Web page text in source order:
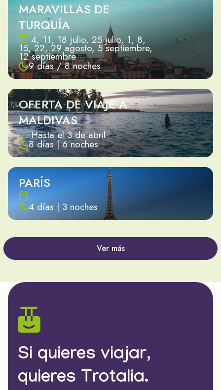
MARAVILLAS DE
TURQUÍA
4, 11, 18 julio, 25 julio, 1, 8,
15, 22, 29 agosto, 5 septiembre,
12 septiembre
9 días / 8 noches
OFERTA DE VIAJE A
MALDIVAS
Hasta el 3 de abril
8 días | 6 noches
PARÍS
4 días | 3 noches
Ver más
Si quieres viajar,
quieres Trotalia.